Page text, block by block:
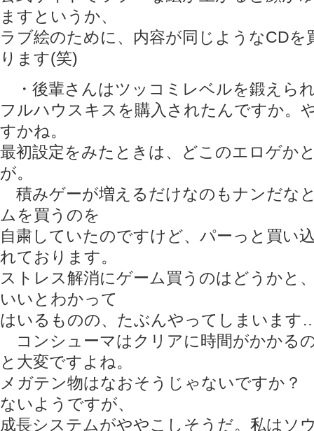
ますというか、
ラブ絵のために、内容が同じようなCD
ります(笑)
・後輩さんはツッコミレベルを鍛え
フルハウスキスを購入されたんですか。
すかね。
最初設定をみたときは、どこのエロゲか
が。
積みゲーが増えるだけなのもナンだな
ムを買うのを
自粛していたのですけど、パーっと買い
れております。
ストレス解消にゲーム買うのはどうかと
いいとわかって
はいるものの、たぶんやってしまいま
コンシューマはクリアに時間がかかる
と大変ですよね。
メガテン物はなおそうじゃないですか
ないようですが、
成長システムがややこしそうだ。私はソ